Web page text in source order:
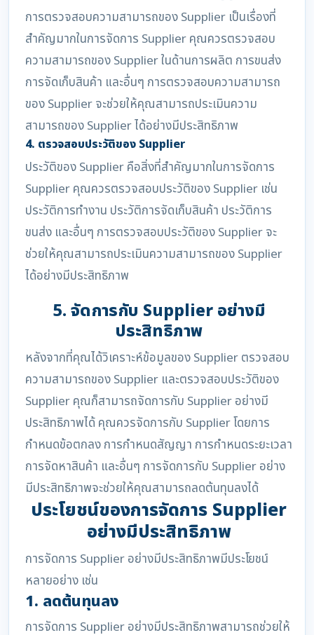
การตรวจสอบความสามารถของ Supplier เป็นเรื่องที่
สำคัญมากในการจัดการ Supplier คุณควรตรวจสอบ
ความสามารถของ Supplier ในด้านการผลิต การขนส่ง
การจัดเก็บสินค้า และอื่นๆ การตรวจสอบความสามารถ
ของ Supplier จะช่วยให้คุณสามารถประเมินความ
สามารถของ Supplier ได้อย่างมีประสิทธิภาพ
4. ตรวจสอบประวัติของ Supplier
ประวัติของ Supplier คือสิ่งที่สำคัญมากในการจัดการ
Supplier คุณควรตรวจสอบประวัติของ Supplier เช่น
ประวัติการทำงาน ประวัติการจัดเก็บสินค้า ประวัติการ
ขนส่ง และอื่นๆ การตรวจสอบประวัติของ Supplier จะ
ช่วยให้คุณสามารถประเมินความสามารถของ Supplier
ได้อย่างมีประสิทธิภาพ
5. จัดการกับ Supplier อย่างมี
ประสิทธิภาพ
หลังจากที่คุณได้วิเคราะห์ข้อมูลของ Supplier ตรวจสอบ
ความสามารถของ Supplier และตรวจสอบประวัติของ
Supplier คุณก็สามารถจัดการกับ Supplier อย่างมี
ประสิทธิภาพได้ คุณควรจัดการกับ Supplier โดยการ
กำหนดข้อตกลง การกำหนดสัญญา การกำหนดระยะเวลา
การจัดหาสินค้า และอื่นๆ การจัดการกับ Supplier อย่าง
มีประสิทธิภาพจะช่วยให้คุณสามารถลดต้นทุนลงได้
ประโยชน์ของการจัดการ Supplier
อย่างมีประสิทธิภาพ
การจัดการ Supplier อย่างมีประสิทธิภาพมีประโยชน์
หลายอย่าง เช่น
1. ลดต้นทุนลง
การจัดการ Supplier อย่างมีประสิทธิภาพสามารถช่วยให้